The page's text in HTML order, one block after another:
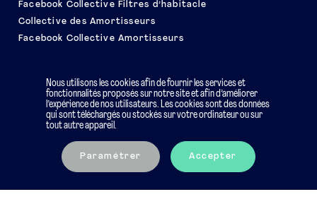
Facebook Collective Filtres d’habitacle
Collective des Amortisseurs
Facebook Collective Amortisseurs
Mentions légales Charte éthique
Nous utilisons les cookies afin de fournir les services et
fonctionnalités proposés sur notre site et afin d’améliorer
l’expérience de nos utilisateurs. Les cookies sont des données
qui sont téléchargés ou stockés sur votre ordinateur ou sur
tout autre appareil.
Paramétrer Accepter